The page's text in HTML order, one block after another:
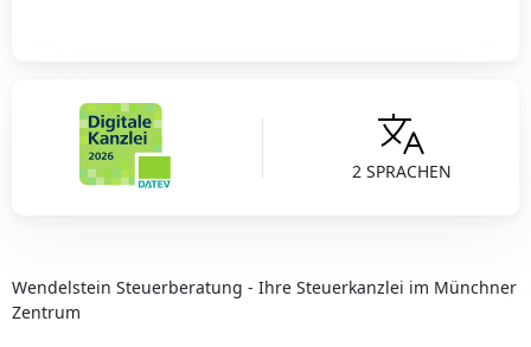
2 SPRACHEN
Wendelstein Steuerberatung - Ihre Steuerkanzlei im Münchner
Zentrum